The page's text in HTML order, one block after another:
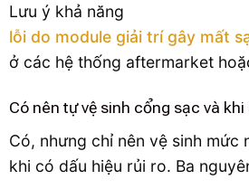
Lưu ý khả năng
lỗi do module giải trí gây mất
ở các hệ thống aftermarket
Có nên tự vệ sinh cổng sạc và
Có, nhưng chỉ nên vệ sinh mức
khi có dấu hiệu rủi ro. Ba